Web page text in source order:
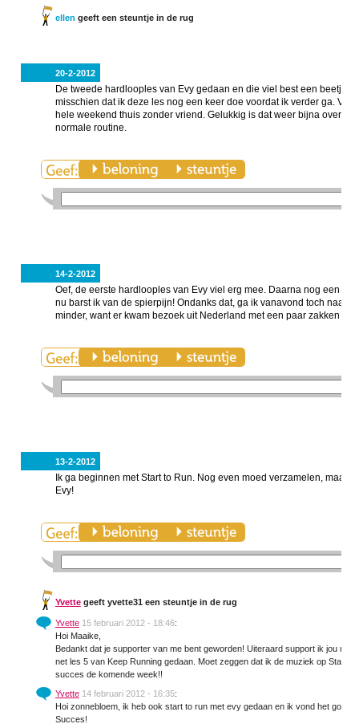
ellen geeft een steuntje in de rug
20-2-2012
De tweede hardlooples van Evy gedaan en die viel best een beetje
misschien dat ik deze les nog een keer doe voordat ik verder ga.
hele weekend thuis zonder vriend. Gelukkig is dat weer bijna over
normale routine.
14-2-2012
Oef, de eerste hardlooples van Evy viel erg mee. Daarna nog een
nu barst ik van de spierpijn! Ondanks dat, ga ik vanavond toch naar
minder, want er kwam bezoek uit Nederland met een paar zakken
13-2-2012
Ik ga beginnen met Start to Run. Nog even moed verzamelen, maar
Evy!
Yvettegeeft yvette31 een steuntje in de rug
Yvette 15 februari 2012 - 18:46:
Hoi Maaike,
Bedankt dat je supporter van me bent geworden! Uiteraard support ik jou nu
net les 5 van Keep Running gedaan. Moet zeggen dat ik de muziek op Start
succes de komende week!!
Yvette 14 februari 2012 - 16:35:
Hoi zonnebloem, ik heb ook start to run met evy gedaan en ik vond het goed
Succes!